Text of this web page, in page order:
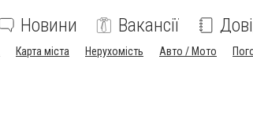
Новини Вакансії
Карта міста Нерухомість Авто / Мото